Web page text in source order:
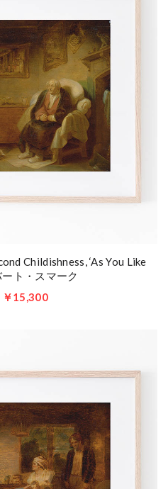
Childishness, ‘As You Like
ト・スマーク
￥15,300